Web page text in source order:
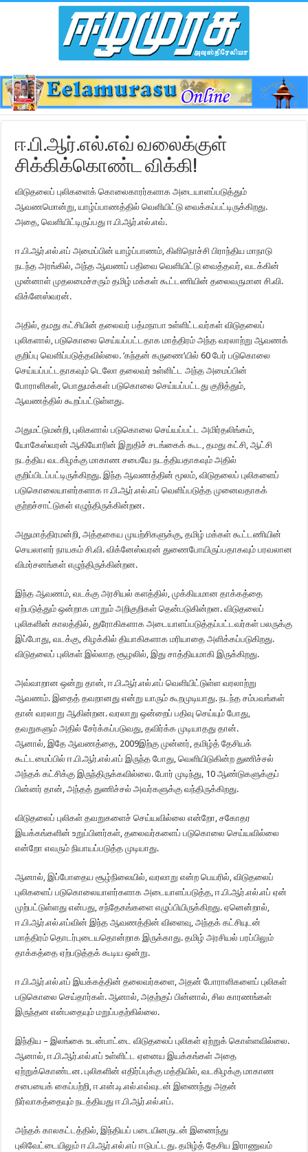
ஈ.பி.ஆர்.எல்.எவ் வலைக்குள்
சிக்கிக்கொண்ட விக்கி!
விடுதலைப் புலிகளைக் கொலைகாரர்களாக அடையாளப்படுத்தும்
ஆவணமொன்று, யாழ்ப்பாணத்தில் வெளியிட்டு வைக்கப்பட்டிருக்கிறது.
அதை, வெளியிட்டிருப்பது ஈ.பி.ஆர்.எல்.எவ்.
ஈ.பி.ஆர்.எல்.எப் அமைப்பின் யாழ்ப்பாணம், கிளிநொச்சி பிராந்திய மாநாடு
நடந்த அரங்கில், அந்த ஆவணப் பதிவை வெளியிட்டு வைத்தவர், வடக்கின்
முன்னாள் முதலமைச்சரும் தமிழ் மக்கள் கூட்டணியின் தலைவருமான சி.வி.
விக்னேஸ்வரன்.
அதில், தமது கட்சியின் தலைவர் பத்மநாபா உள்ளிட்டவர்கள் விடுதலைப்
புலிகளால், படுகொலை செய்யப்பட்டதாக மாத்திரம் அந்த வரலாற்று ஆவணக்
குறிப்பு வெளிப்படுத்தவில்லை. ‘கந்தன் கருணை’யில் 60 பேர் படுகொலை
செய்யப்பட்டதாகவும் டெலோ தலைவர் உள்ளிட்ட அந்த அமைப்பின்
போராளிகள், பொதுமக்கள் படுகொலை செய்யப்பட்டது குறித்தும்,
ஆவணத்தில் கூறப்பட்டுள்ளது.
அதுமட்டுமன்றி, புலிகளால் படுகொலை செய்யப்பட்ட அமிர்தலிங்கம்,
யோகேஸ்வரன் ஆகியோரின் இறுதிச் சடங்கைக் கூட, தமது கட்சி, ஆட்சி
நடத்திய வடகிழக்கு மாகாண சபையே நடத்தியதாகவும் அதில்
குறிப்பிடப்பட்டிருக்கிறது. இந்த ஆவணத்தின் மூலம், விடுதலைப் புலிகளைப்
படுகொலையாளர்களாக ஈ.பி.ஆர்.எல்.எப் வெளிப்படுத்த முனைவதாகக்
குற்றச்சாட்டுகள் எழுந்திருக்கின்றன.
அதுமாத்திரமன்றி, அத்தகைய முயற்சிகளுக்கு, தமிழ் மக்கள் கூட்டணியின்
செயலாளர் நாயகம் சி.வி. விக்னேஸ்வரன் துணைபோயிருப்பதாகவும் பரவலான
விமர்சனங்கள் எழுந்திருக்கின்றன.
இந்த ஆவணம், வடக்கு அரசியல் களத்தில், முக்கியமான தாக்கத்தை
ஏற்படுத்தும் ஒன்றாக மாறும் அறிகுறிகள் தென்படுகின்றன. விடுதலைப்
புலிகளின் காலத்தில், துரோகிகளாக அடையாளப்படுத்தப்பட்டவர்கள் பலருக்கு
இப்போது, வடக்கு, கிழக்கில் தியாகிகளாக மரியாதை அளிக்கப்படுகிறது.
விடுதலைப் புலிகள் இல்லாத சூழலில், இது சாத்தியமாகி இருக்கிறது.
அவ்வாறான ஒன்று தான், ஈ.பி.ஆர்.எல்.எப் வெளியிட்டுள்ள வரலாற்று
ஆவணம். இதைத் தவறானது என்று யாரும் கூறமுடியாது. நடந்த சம்பவங்கள்
தான் வரலாறு ஆகின்றன. வரலாறு ஒன்றைப் பதிவு செய்யும் போது,
தவறுகளும் அதில் சேர்க்கப்படுவது, தவிர்க்க முடியாதது தான்.
ஆனால், இதே ஆவணத்தை, 2009இற்கு முன்னர், தமிழ்த் தேசியக்
கூட்டமைப்பில் ஈ.பி.ஆர்.எல்.எப் இருந்த போது, வெளியிடுகின்ற துணிச்சல்
அந்தக் கட்சிக்கு இருந்திருக்கவில்லை. போர் முடிந்து, 10 ஆண்டுகளுக்குப்
பின்னர் தான், அந்தத் துணிச்சல் அவர்களுக்கு வந்திருக்கிறது.
விடுதலைப் புலிகள் தவறுகளைச் செய்யவில்லை என்றோ, சகோதர
இயக்கங்களின் உறுப்பினர்கள், தலைவர்களைப் படுகொலை செய்யவில்லை
என்றோ எவரும் நியாயப்படுத்த முடியாது.
ஆனால், இப்போதைய சூழ்நிலையில், வரலாறு என்ற பெயரில், விடுதலைப்
புலிகளைப் படுகொலையாளர்களாக அடையாளப்படுத்த, ஈ.பி.ஆர்.எல்.எப் ஏன்
முற்பட்டுள்ளது என்பது, சந்தேகங்களை எழுப்பியிருக்கிறது. ஏனென்றால்,
ஈ.பி.ஆர்.எல்.எப்வின் இந்த ஆவணத்தின் விளைவு, அந்தக் கட்சியுடன்
மாத்திரம் தொடர்புடையதொன்றாக இருக்காது. தமிழ் அரசியல் பரப்பிலும்
தாக்கத்தை ஏற்படுத்தக் கூடிய ஒன்று.
ஈ.பி.ஆர்.எல்.எப் இயக்கத்தின் தலைவர்களை, அதன் போராளிகளைப் புலிகள்
படுகொலை செய்தார்கள். ஆனால், அதற்குப் பின்னால், சில காரணங்கள்
இருந்தன என்பதையும் மறுப்பதற்கில்லை.
இந்திய – இலங்கை உடன்பாட்டை விடுதலைப் புலிகள் ஏற்றுக் கொள்ளவில்லை.
ஆனால், ஈ.பி.ஆர்.எல்.எப் உள்ளிட்ட ஏனைய இயக்கங்கள் அதை
ஏற்றுக்கொண்டன. புலிகளின் எதிர்ப்புக்கு மத்தியில், வடகிழக்கு மாகாண
சபையைக் கைப்பற்றி, ஈ.என்.டி.எல்.எவ்வுடன் இணைந்து அதன்
நிர்வாகத்தையும் நடத்தியது ஈ.பி.ஆர்.எல்.எப்.
அந்தக் காலகட்டத்தில், இந்தியப் படையினருடன் இணைந்து
புலிவேட்டையிலும் ஈ.பி.ஆர்.எல்.எப் ஈடுபட்டது. தமிழ்த் தேசிய இராணுவம்